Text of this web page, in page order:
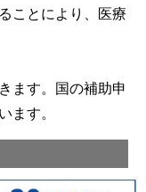
ことにより、医療
ます。国の補助申
ます。